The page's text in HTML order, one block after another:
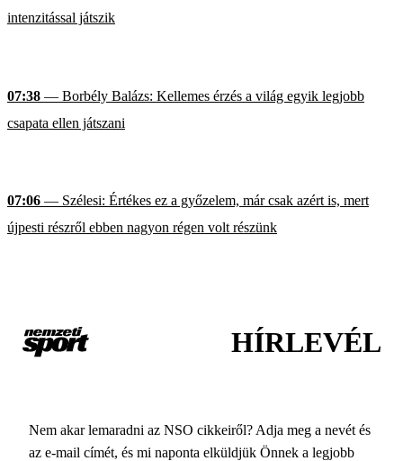
intenzitással játszik
07:38 — Borbély Balázs: Kellemes érzés a világ egyik legjobb
csapata ellen játszani
07:06 — Szélesi: Értékes ez a győzelem, már csak azért is, mert
újpesti részről ebben nagyon régen volt részünk
HÍRLEVÉL
Nem akar lemaradni az NSO cikkeiről? Adja meg a nevét és
az e-mail címét, és mi naponta elküldjük Önnek a legjobb